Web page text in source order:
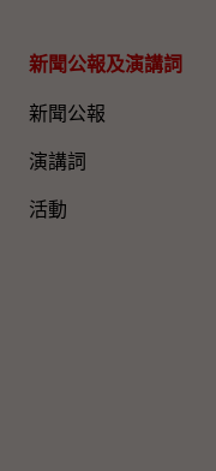
新聞公報及演講詞
新聞公報
演講詞
活動